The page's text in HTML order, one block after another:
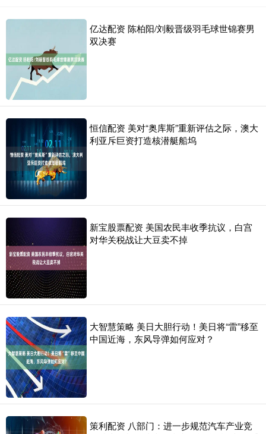
亿达配资 陈柏阳/刘毅晋级羽毛球世锦赛男
双决赛
恒信配资 美对“奥库斯”重新评估之际，澳大
利亚斥巨资打造核潜艇船坞
新宝股票配资 美国农民丰收季抗议，白宫
对华关税战让大豆卖不掉
大智慧策略 美日大胆行动！美日将“雷”移至
中国近海，东风导弹如何应对？
策利配资 八部门：进一步规范汽车产业竞